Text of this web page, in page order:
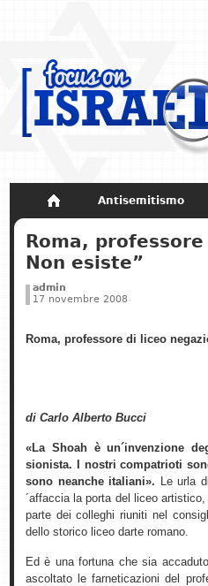
Antisemitismo
Non dimenticare Storia
Roma,
Non esiste”
admin
17 novembre 2008
Roma, professore di liceo
di Carlo Alberto Bucci
«La Shoah è un´invenzione
sionista. I nostri compatrioti
sono neanche italiani». Le urla
´affaccia la porta del liceo
parte dei colleghi riuniti nel
dello storico liceo darte romano.
Ed è una fortuna che sia
ascoltato le farneticazioni del